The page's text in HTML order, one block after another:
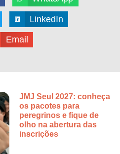
LinkedIn
Email
JMJ Seul 2027: conheça
os pacotes para
peregrinos e fique de
olho na abertura das
inscrições